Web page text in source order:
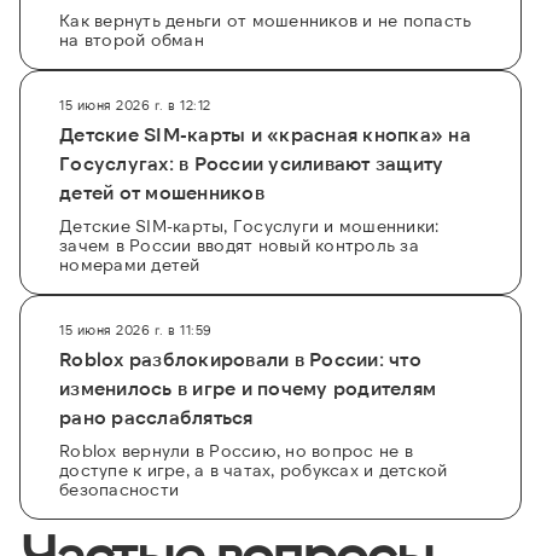
Как вернуть деньги от мошенников и не попасть
на второй обман
15 июня 2026 г. в 12:12
Детские SIM-карты и «красная кнопка» на
Госуслугах: в России усиливают защиту
детей от мошенников
Детские SIM-карты, Госуслуги и мошенники:
зачем в России вводят новый контроль за
номерами детей
15 июня 2026 г. в 11:59
Roblox разблокировали в России: что
изменилось в игре и почему родителям
рано расслабляться
Roblox вернули в Россию, но вопрос не в
доступе к игре, а в чатах, робуксах и детской
безопасности